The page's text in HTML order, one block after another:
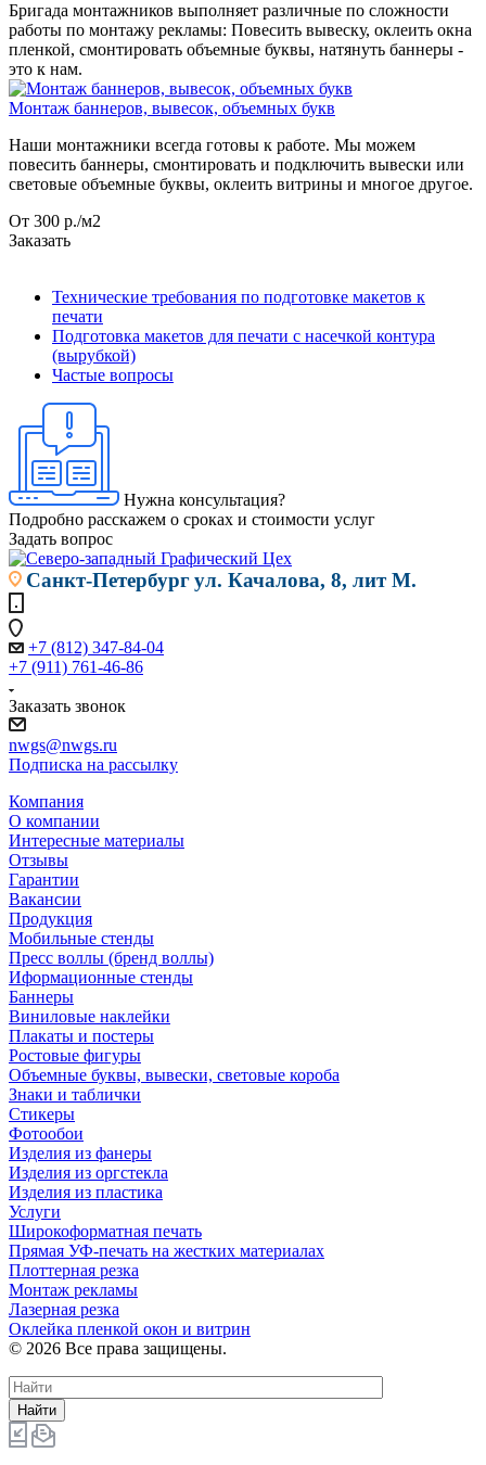
Бригада монтажников выполняет различные по сложности
работы по монтажу рекламы: Повесить вывеску, оклеить окна
пленкой, смонтировать объемные буквы, натянуть баннеры -
это к нам.
Монтаж баннеров, вывесок, объемных букв
Наши монтажники всегда готовы к работе. Мы можем
повесить баннеры, смонтировать и подключить вывески или
световые объемные буквы, оклеить витрины и многое другое.
От 300 р./м2
Заказать
Технические требования по подготовке макетов к
печати
Подготовка макетов для печати с насечкой контура
(вырубкой)
Частые вопросы
Нужна консультация?
Подробно расскажем о сроках и стоимости услуг
Задать вопрос
Санкт-Петербургул. Качалова, 8, лит М.
+7 (812) 347-84-04
+7 (911) 761-46-86
Заказать звонок
nwgs@nwgs.ru
Подписка на рассылку
Компания
О компании
Интересные материалы
Отзывы
Гарантии
Вакансии
Продукция
Мобильные стенды
Пресс воллы (бренд воллы)
Иформационные стенды
Баннеры
Виниловые наклейки
Плакаты и постеры
Ростовые фигуры
Объемные буквы, вывески, световые короба
Знаки и таблички
Стикеры
Фотообои
Изделия из фанеры
Изделия из оргстекла
Изделия из пластика
Услуги
Широкоформатная печать
Прямая УФ-печать на жестких материалах
Плоттерная резка
Монтаж рекламы
Лазерная резка
Оклейка пленкой окон и витрин
© 2026 Все права защищены.
Найти